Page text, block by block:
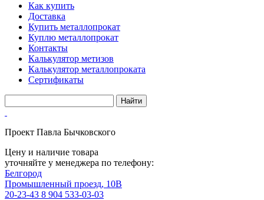
Как купить
Доставка
Купить металлопрокат
Куплю металлопрокат
Контакты
Калькулятор метизов
Калькулятор металлопроката
Сертификаты
Проект Павла Бычковского
Цену и наличие товара
уточняйте у менеджера по телефону:
Белгород
Промышленный проезд, 10В
20-23-43 8 904 533-03-03